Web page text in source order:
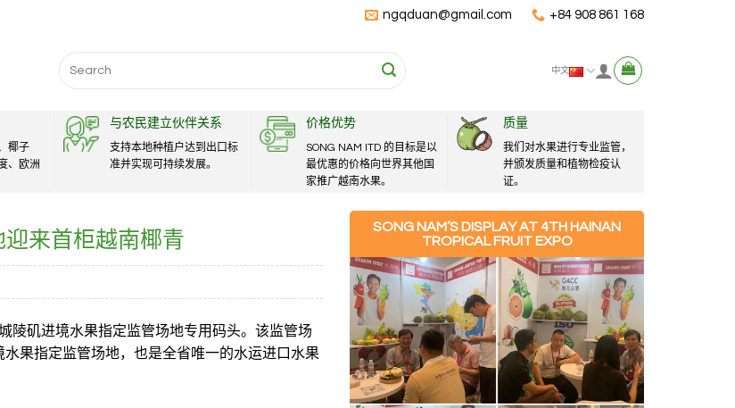
ngqduan@gmail.com +84 908 861 168
for:
中文
椰子
、欧洲
与农民建立伙伴关系
支持本地种植户达到出口标
准并实现可持续发展。
价格优势
SONG NAM ITD 的目标是以
最优惠的价格向世界其他国
家推广越南水果。
质量
我们对水果进行专业监管，
并颁发质量和植物检疫认
证。
来首柜越南椰青
陵矶进境水果指定监管场地专用码头。该监管场
果指定监管场地，也是全省唯一的水运进口水果
SONG NAM’S DISPLAY AT 4TH HAINAN
TROPICAL FRUIT EXPO